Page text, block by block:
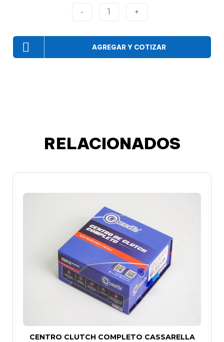
- 1 +
AGREGAR Y COTIZAR
RELACIONADOS
CENTRO CLUTCH COMPLETO CASSARELLA